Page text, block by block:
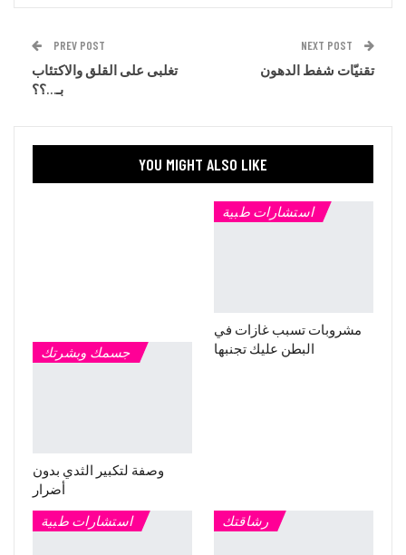
PREV POST
تغلبى على القلق والاكتئاب
بـ…؟؟
NEXT POST
تقنيّات شفط الدهون
YOU MIGHT ALSO LIKE
جسمك وبشرتك
وصفة لتكبير الثدي بدون
أضرار
استشارات طبية
مشروبات تسبب غازات في
البطن عليك تجنبها
استشارات طبية رشاقتك